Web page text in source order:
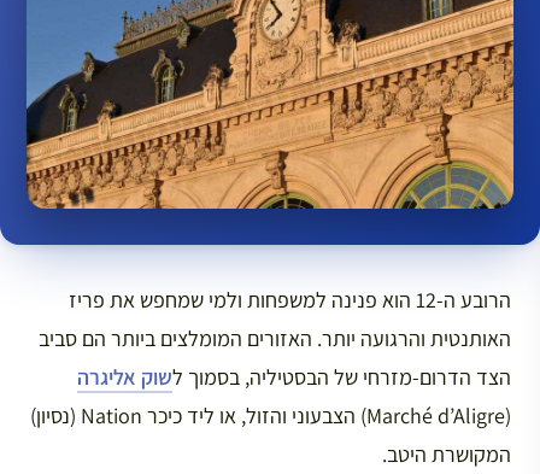
הרובע ה-12 הוא פנינה למשפחות ולמי שמחפש את פריז
האותנטית והרגועה יותר. האזורים המומלצים ביותר הם סביב
הצד הדרום-מזרחי של הבסטיליה, בסמוך לשוק אליגרה
(Marché d’Aligre) הצבעוני והזול, או ליד כיכר Nation (נסיון)
המקושרת היטב.